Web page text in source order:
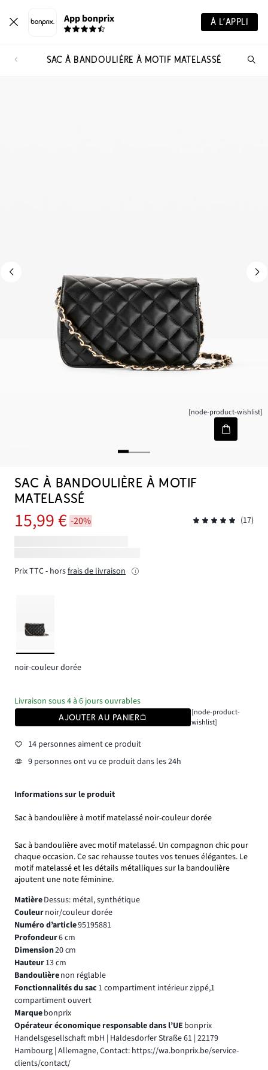
App bonprix À L’APPLI
SAC À BANDOULIÈRE À MOTIF MATELASSÉ
[node-product-wishlist]
SAC À BANDOULIÈRE À MOTIF
MATELASSÉ
15,99 € -20% (17)
Prix TTC - horsfrais de livraison
noir-couleur dorée
Livraison sous 4 à 6 jours ouvrables
AJOUTER AU PANIER
[node-product-
wishlist]
14 personnes aiment ce produit
9 personnes ont vu ce produit dans les 24h
Informations sur le produit
Sac à bandoulière à motif matelassé noir-couleur dorée
Sac à bandoulière avec motif matelassé. Un compagnon chic pour
chaque occasion. Ce sac rehausse toutes vos tenues élégantes. Le
motif matelassé et les détails métalliques sur la bandoulière
ajoutent une note féminine.
MatièreDessus: métal, synthétique
Couleurnoir/couleur dorée
Numéro d’article95195881
Profondeur6 cm
Dimension20 cm
Hauteur13 cm
Bandoulièrenon réglable
Fonctionnalités du sac 1 compartiment intérieur zippé,1
compartiment ouvert
Marquebonprix
Opérateur économique responsable dans l’UE bonprix
Handelsgesellschaft mbH | Haldesdorfer Straße 61 | 22179
Hambourg | Allemagne, Contact: https://wa.bonprix.be/service-
clients/contact/